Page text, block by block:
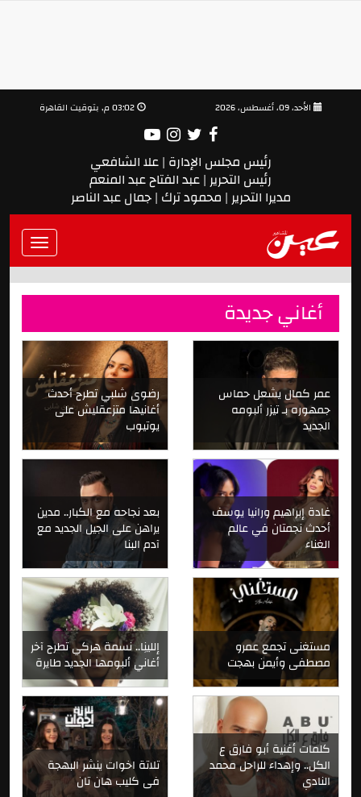
03:02 م, بتوقيت القاهرة
رئيس مجلس الإدارة | علا الشافعي
رئيس التحرير | عبد الفتاح عبد المنعم
مديرا التحرير | محمود ترك | جمال عبد الناصر
Toggle
أغاني جديدة
رضوى شلبي تطرح أحدث
أغانيها متزعقليش على
يوتيوب
عمر كمال يشعل حماس
جمهوره بـ تيزر ألبومه
الجديد
بعد نجاحه مع الكبار.. مدين
يراهن على الجيل الجديد مع
آدم البنا
غادة إبراهيم ورانيا يوسف
أحدث نجمتان في عالم
الغناء
إللينِا.. نسمة هركي تطرح آخر
أغاني ألبومها الجديد طايرة
مستغنى تجمع عمرو
مصطفى وأيمن بهجت
تلاتة اخوات ينشر البهجة
فى كليب هان تان
كلمات أغنية أبو فارق ع
الكل.. وإهداء للراحل محمد
النادي